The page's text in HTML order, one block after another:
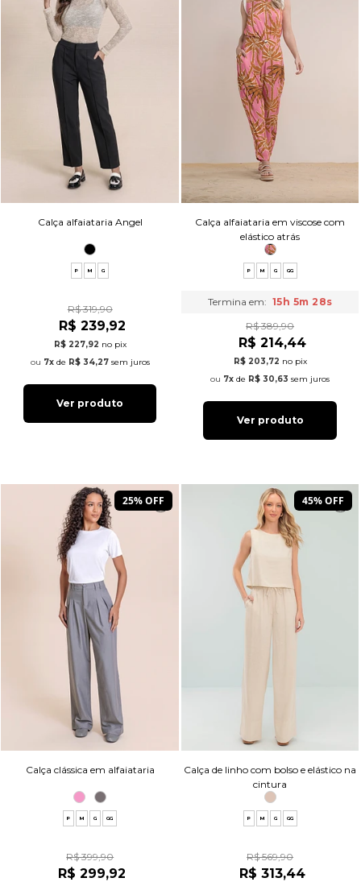
Calça alfaiataria Angel
P M G
R$ 319,90
R$ 239,92
R$ 227,92 no pix
7xde R$ 34,27sem juros
Ver produto
Calça alfaiataria em viscose com
elástico atrás
P M G GG
Termina em: 15h 5m 27s
R$ 389,90
R$ 214,44
R$ 203,72 no pix
7x de R$ 30,63 sem juros
Ver produto
25% OFF
Calça clássica em alfaiataria
P M G GG
R$ 399,90
R$ 299,92
45% OFF
Calça de linho com bolso e elástico na
cintura
P M G GG
R$ 569,90
R$ 313,44